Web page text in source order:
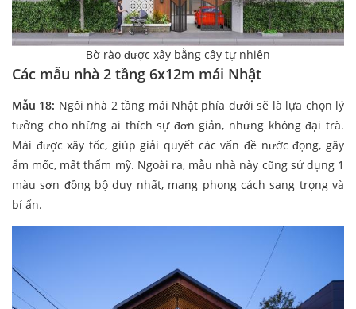
Bờ rào được xây bằng cây tự nhiên
Các mẫu nhà 2 tầng 6x12m mái Nhật
Mẫu 18: Ngôi nhà 2 tầng mái Nhật phía dưới sẽ là lựa chọn lý
tưởng cho những ai thích sự đơn giản, nhưng không đại trà.
Mái được xây tốc, giúp giải quyết các vấn đề nước đọng, gây
ẩm mốc, mất thẩm mỹ. Ngoài ra, mẫu nhà này cũng sử dụng 1
màu sơn đồng bộ duy nhất, mang phong cách sang trọng và
bí ẩn.